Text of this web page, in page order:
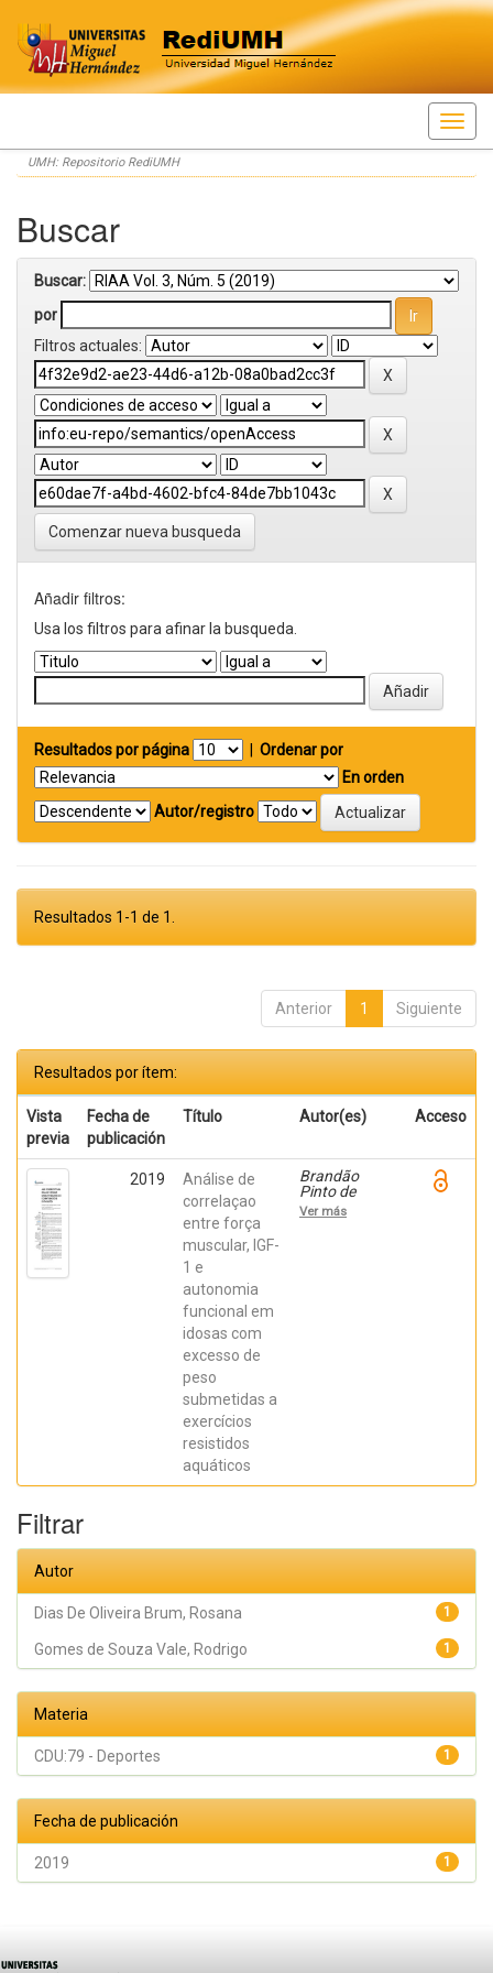
Skip
navigation
UMH: Repositorio RediUMH
Buscar
Buscar:
por
Filtros actuales:
Comenzar nueva busqueda
Añadir filtros:
Usa los filtros para afinar la busqueda.
Resultados por página
Ordenar por
En orden
Autor/registro
Resultados 1-1 de 1.
Anterior 1 Siguiente
Resultados por ítem:
Vista
previa
Fecha de
publicación
Título Autor(es) Acceso
2019
Análise de
correlaçao
entre força
muscular, IGF-
1 e
autonomia
funcional em
idosas com
excesso de
peso
submetidas a
exercícios
resistidos
aquáticos
Brandão
Pinto de
Castro,
Juliana; Dias
Ver más
Filtrar
Autor
1
Dias De Oliveira Brum, Rosana
1
Gomes de Souza Vale, Rodrigo
Materia
1
CDU:79 - Deportes
Fecha de publicación
1
2019